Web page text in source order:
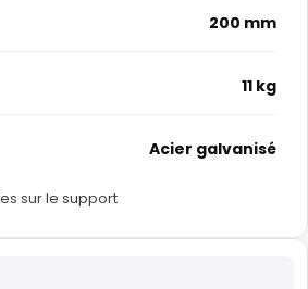
200 mm
11 kg
Acier galvanisé
sur le support